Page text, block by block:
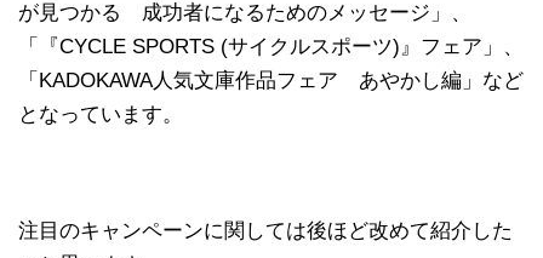
が見つかる 成功者になるためのメッセージ」、
「『CYCLE SPORTS (サイクルスポーツ)』フェア」、
「KADOKAWA人気文庫作品フェア あやかし編」など
となっています。
注目のキャンペーンに関しては後ほど改めて紹介した